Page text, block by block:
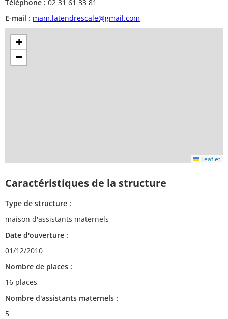
Téléphone : 02 31 61 33 81
E-mail : mam.latendrescale@gmail.com
+
−
Leaflet
Caractéristiques de la structure
Type de structure :
maison d'assistants maternels
Date d'ouverture :
01/12/2010
Nombre de places :
16 places
Nombre d'assistants maternels :
5